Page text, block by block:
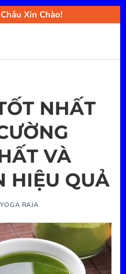
Xin Chào!
NHẤT
VÀ
HIỆU QUẢ
YOGA RAJA